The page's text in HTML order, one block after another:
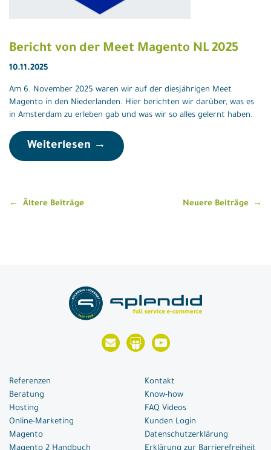
Bericht von der Meet Magento NL 2025
10.11.2025
Am 6. November 2025 waren wir auf der diesjährigen Meet
Magento in den Niederlanden. Hier berichten wir darüber, was es
in Amsterdam zu erleben gab und was wir so alles gelernt haben.
Weiterlesen →
Beitragsnavigation
Ältere Beiträge Neuere Beiträge
Referenzen
Beratung
Hosting
Online-Marketing
Magento
Kontakt
Know-how
FAQ Videos
Kunden Login
Datenschutzerklärung